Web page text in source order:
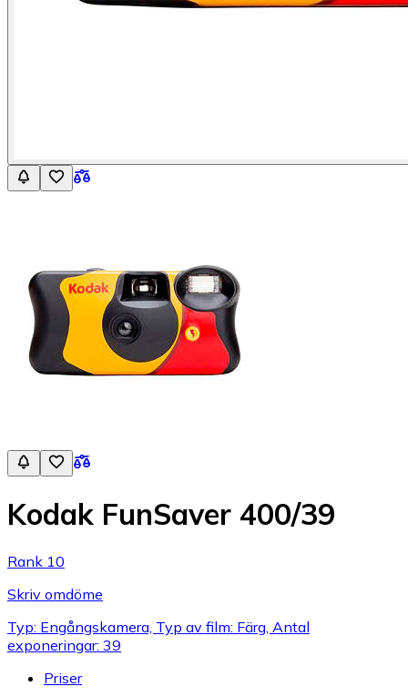
Kodak FunSaver 400/39
Rank 10
Skriv omdöme
Typ: Engångskamera, Typ av film: Färg, Antal
exponeringar: 39
Priser